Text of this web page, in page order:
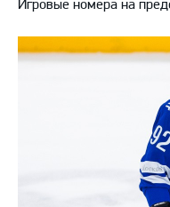
Игровые номера на